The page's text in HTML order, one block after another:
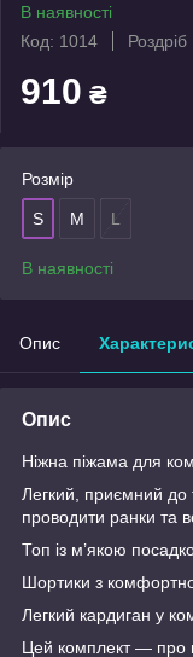
В наявності
Код: 1014
Роздріб
910 ₴
Розмір
S M L
В наявності
Опис
Опис
Ніжна піжама для
Легкий, приємний до
проводити ранки та
Топ із м’якою
Шортики з
Легкий кардиган у
Цей комплект — про